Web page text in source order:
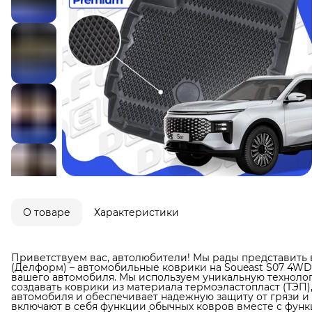
О товаре Характеристики
Приветствуем вас, автолюбители! Мы рады
(Делформ) – автомобильные коврики на Soueast S07
вашего автомобиля. Мы используем уникальную
создавать коврики из материала термоэластопласт
автомобиля и обеспечивает надежную защиту от грязи
включают в себя функции обычных ковров вместе с